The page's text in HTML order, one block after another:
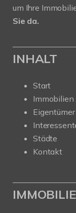
um Ihre
Sie da.
INHALT
Start
Immobilien
Eigentümer
Städte
Kontakt